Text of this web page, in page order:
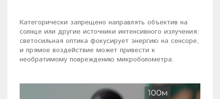
Категорически запрещено направлять объектив на
солнце или другие источники интенсивного излучения:
светосильная оптика фокусирует энергию на сенсоре,
и прямое воздействие может привести к
необратимому повреждению микроболометра.